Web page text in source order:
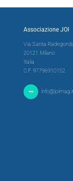
Associazione JOI
Via Santa
20121 Milano
Italia
C.F. 97796910152
info@joimag.it